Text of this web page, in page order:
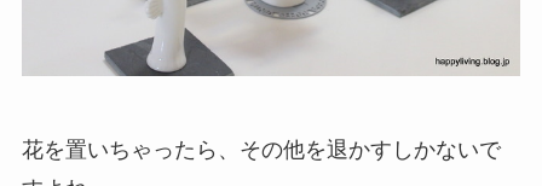
花を置いちゃったら、その他を退かすしかないで